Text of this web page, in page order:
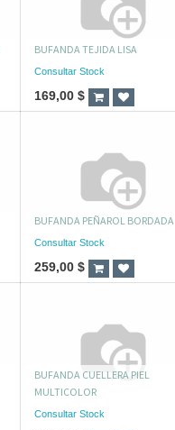
BUFANDA TEJIDA LISA
Consultar Stock
169,00 $
BUFANDA PEÑAROL BORDADA
Consultar Stock
259,00 $
BUFANDA CUELLERA PIEL
MULTICOLOR
Consultar Stock